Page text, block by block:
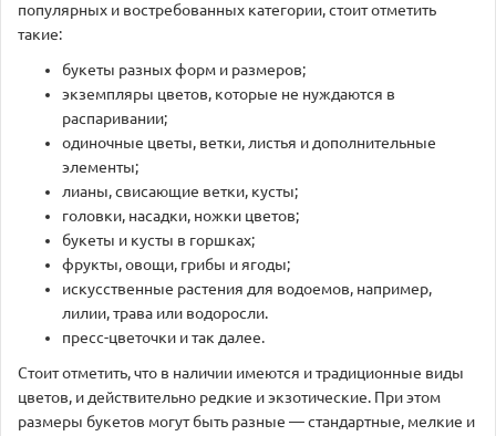
популярных и востребованных категории, стоит отметить
такие:
букеты разных форм и размеров;
экземпляры цветов, которые не нуждаются в
распаривании;
одиночные цветы, ветки, листья и дополнительные
элементы;
лианы, свисающие ветки, кусты;
головки, насадки, ножки цветов;
букеты и кусты в горшках;
фрукты, овощи, грибы и ягоды;
искусственные растения для водоемов, например,
лилии, трава или водоросли.
пресс-цветочки и так далее.
Стоит отметить, что в наличии имеются и традиционные виды
цветов, и действительно редкие и экзотические. При этом
размеры букетов могут быть разные — стандартные, мелкие и